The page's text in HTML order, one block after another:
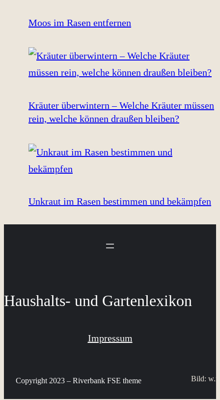
Bild:
Moos im Rasen entfernen
Kräuter überwintern – Welche Kräuter müssen
rein, welche können draußen bleiben?
Unkraut im Rasen bestimmen und bekämpfen
Haushalts- und Gartenlexikon
Impressum
Copyright 2023 – Riverbank FSE theme